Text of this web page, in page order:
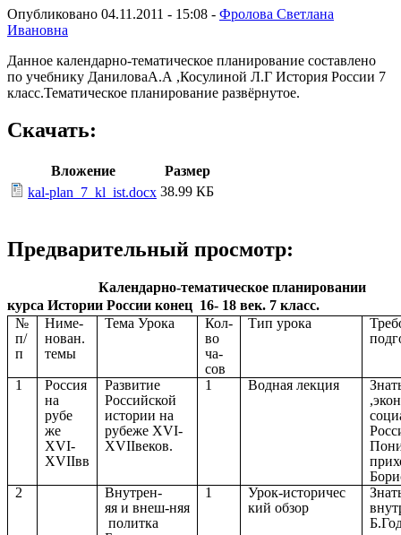
Опубликовано 04.11.2011 - 15:08 - Фролова Светлана
Ивановна
Данное календарно-тематическое планирование составлено
по учебнику ДаниловаА.А ,Косулиной Л.Г История России 7
класс.Тематическое планирование развёрнутое.
Скачать:
Вложение
Размер
kal-plan_7_kl_ist.docx 38.99 КБ
Предварительный просмотр:
Календарно-тематическое планировании
курса Истории России конец 16- 18 век. 7 класс.
№
п/
п
Ниме-
нован.
темы
Тема Урока
Кол-
во
ча-
сов
Тип урока
1
Россия
на
рубе
же
XVI-
XVIIвв
Развитие
Российской
истории на
рубеже XVI-
XVIIвеков.
1 Водная лекция
2
Внутрен-
яя и внеш-няя
политка
1
Урок-историчес
кий обзор